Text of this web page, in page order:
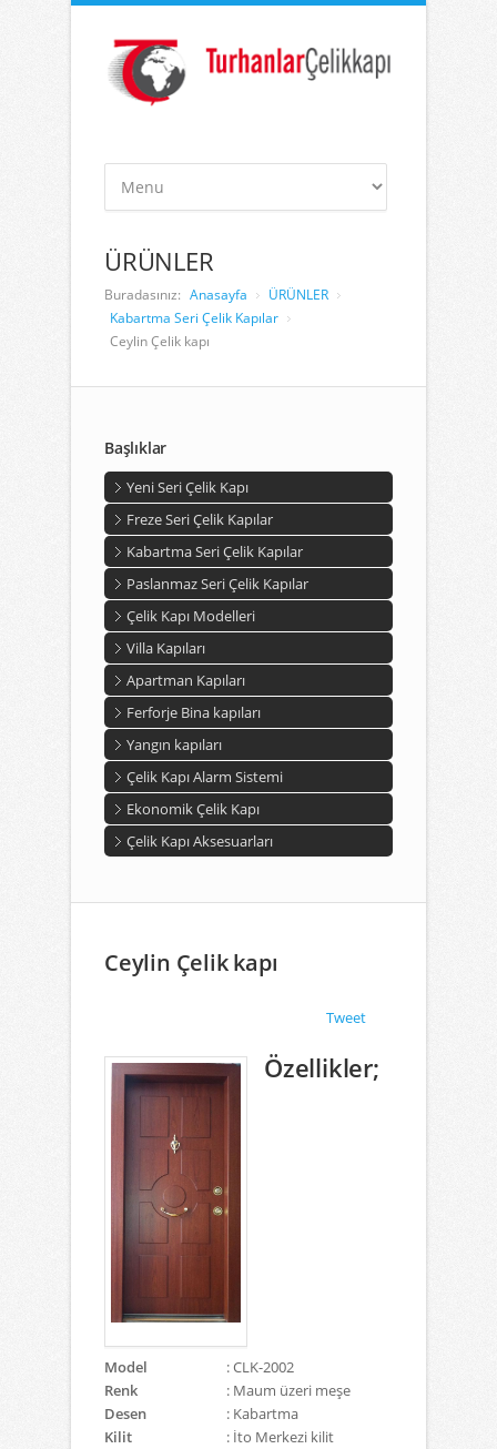
ÜRÜNLER
Buradasınız: Anasayfa
ÜRÜNLER
Kabartma Seri Çelik Kapılar
Ceylin Çelik kapı
Başlıklar
Yeni Seri Çelik Kapı
Freze Seri Çelik Kapılar
Kabartma Seri Çelik Kapılar
Paslanmaz Seri Çelik Kapılar
Çelik Kapı Modelleri
Villa Kapıları
Apartman Kapıları
Ferforje Bina kapıları
Yangın kapıları
Çelik Kapı Alarm Sistemi
Ekonomik Çelik Kapı
Çelik Kapı Aksesuarları
Ceylin Çelik kapı
Tweet
Özellikler;
Model
: CLK-2002
Renk
: Maum üzeri meşe
Desen
: Kabartma
Kilit
: İto Merkezi kilit